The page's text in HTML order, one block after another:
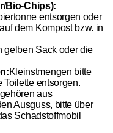
Bio-Chips):
entsorgen oder
dem Kompost bzw. in
gelben Sack oder die
Kleinstmengen bitte
Toilette entsorgen.
aus
Ausguss, bitte über
Schadstoffmobil